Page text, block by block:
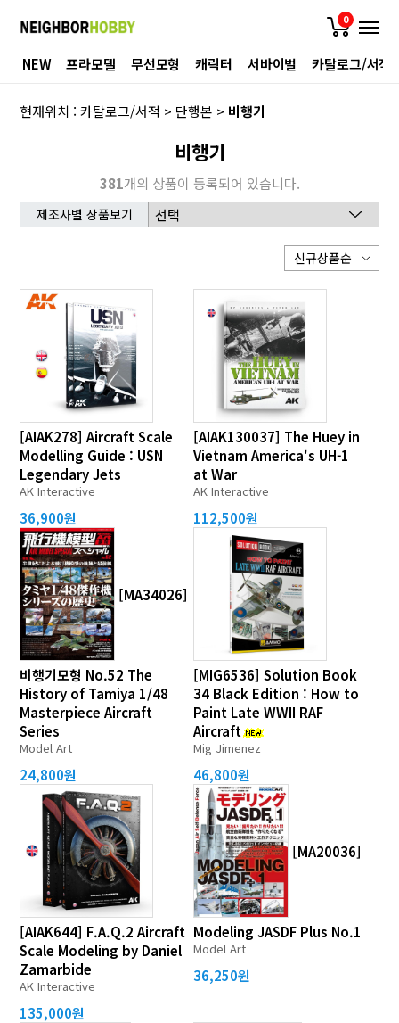
0
NEW 프라모델 무선모형 캐릭터 서바이벌 카탈로그/서적
현재위치 :카탈로그/서적 > 단행본 > 비행기
비행기
381개의 상품이 등록되어 있습니다.
제조사별 상품보기
[AIAK278] Aircraft Scale
Modelling Guide : USN
Legendary Jets
AK Interactive
36,900원
[AIAK130037] The Huey in
Vietnam America's UH-1
at War
AK Interactive
112,500원
[MA34026]
비행기모형 No.52 The
History of Tamiya 1/48
Masterpiece Aircraft
Series
Model Art
24,800원
[MIG6536] Solution Book
34 Black Edition : How to
Paint Late WWII RAF
Aircraft
Mig Jimenez
46,800원
[AIAK644] F.A.Q.2 Aircraft
Scale Modeling by Daniel
Zamarbide
AK Interactive
135,000원
[MA20036]
Modeling JASDF Plus No.1
Model Art
36,250원